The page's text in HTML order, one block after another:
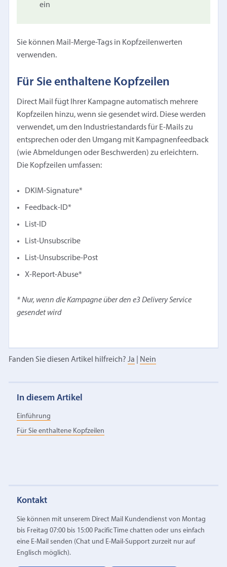
ein
Sie können Mail-Merge-Tags in Kopfzeilenwerten
verwenden.
Für Sie enthaltene Kopfzeilen
Direct Mail fügt Ihrer Kampagne automatisch mehrere
Kopfzeilen hinzu, wenn sie gesendet wird. Diese werden
verwendet, um den Industriestandards für E-Mails zu
entsprechen oder den Umgang mit Kampagnenfeedback
(wie Abmeldungen oder Beschwerden) zu erleichtern.
Die Kopfzeilen umfassen:
DKIM-Signature*
Feedback-ID*
List-ID
List-Unsubscribe
List-Unsubscribe-Post
X-Report-Abuse*
* Nur, wenn die Kampagne über den e3 Delivery Service
gesendet wird
Fanden Sie diesen Artikel hilfreich? Ja Nein
In diesem Artikel
Einführung
Für Sie enthaltene Kopfzeilen
Kontakt
Sie können mit unserem Direct Mail Kundendienst von Montag
bis Freitag 07:00 bis 15:00 Pacific Time chatten oder uns einfach
eine E‑Mail senden (Chat und E-Mail-Support zurzeit nur auf
Englisch möglich).